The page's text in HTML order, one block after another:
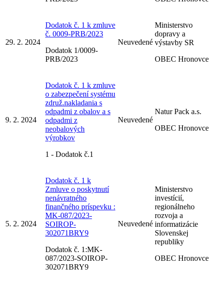
29. 2. 2024
Dodatok č. 1 k zmluve
č. 0009-PRB/2023
Dodatok 1/0009-
PRB/2023
Neuvedené
Ministerstvo
dopravy a
výstavby SR
OBEC Hronovce
9. 2. 2024
Dodatok č. 1 k zmluve
o zabezpečení systému
združ.nakladania s
odpadmi z obalov a s
odpadmi z
neobalových
výrobkov
1 - Dodatok č.1
Neuvedené
Natur Pack a.s.
OBEC Hronovce
5. 2. 2024
Dodatok č. 1 k
Zmluve o poskytnutí
nenávratného
finančného príspevku :
MK-087/2023-
SOIROP-
302071BRY9
Dodatok č. 1:MK-
087/2023-SOIROP-
302071BRY9
Neuvedené
Ministerstvo
investícií,
regionálneho
rozvoja a
informatizácie
Slovenskej
republiky
OBEC Hronovce